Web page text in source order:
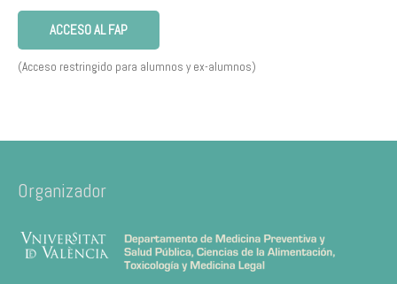
ACCESO AL FAP
(Acceso restringido para alumnos y ex-alumnos)
Organizador